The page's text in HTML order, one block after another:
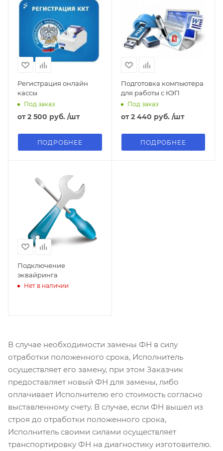
Регистрация онлайн
кассы
Под заказ
от2 500 руб. /шт
ПОДРОБНЕЕ
Подготовка компьютера
для работы с КЭП
Под заказ
от2 440 руб. /шт
ПОДРОБНЕЕ
Подключение
эквайринга
Нет в наличии
В случае необходимости замены ФН в силу
отработки положенного срока, Исполнитель
осуществляет его замену, при этом Заказчик
предоставляет новый ФН для замены, либо
оплачивает Исполнителю его стоимость согласно
выставленному счету. В случае, если ФН вышел из
строя до отработки положенного срока,
Исполнитель своими силами осуществляет
транспортировку ФН на диагностику изготовителю.